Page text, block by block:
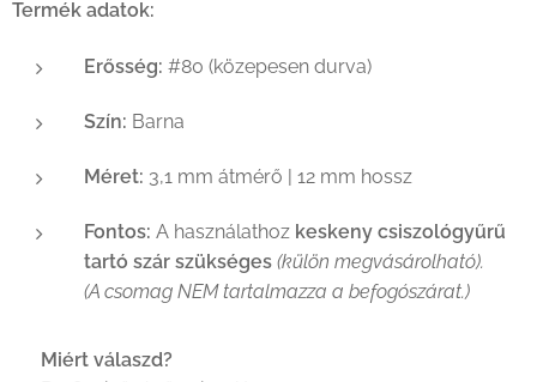
Termék adatok:
Erősség: #80 (közepesen durva)
Szín: Barna
Méret: 3,1 mm átmérő | 12 mm hossz
Fontos: A használathoz keskeny csiszológyűrű
tartó szár szükséges (külön megvásárolható).
(A csomag NEM tartalmazza a befogószárat.)
Miért válaszd?